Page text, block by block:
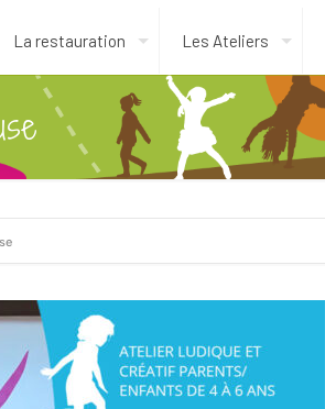
La restauration Les Ateliers